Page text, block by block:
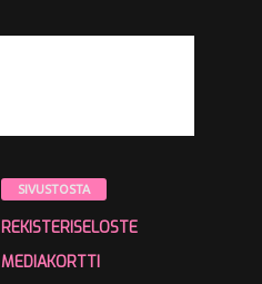
SIVUSTOSTA
REKISTERISELOSTE
MEDIAKORTTI